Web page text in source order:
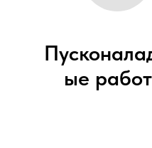
ые